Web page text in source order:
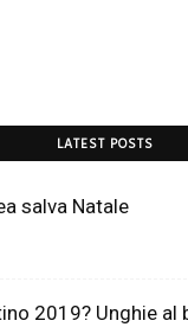
LATEST POSTS
salva Natale
2019? Unghie al